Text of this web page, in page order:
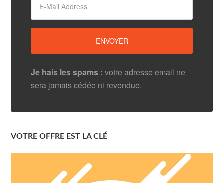
Je hais les spams : votre adresse email ne
sera jamais cédée ni revendue.
VOTRE OFFRE EST LA CLÉ